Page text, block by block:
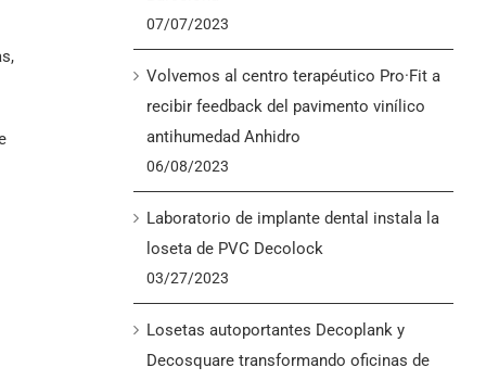
07/07/2023
Volvemos al centro terapéutico Pro·Fit a
recibir feedback del pavimento vinílico
antihumedad Anhidro
06/08/2023
Laboratorio de implante dental instala la
loseta de PVC Decolock
03/27/2023
Losetas autoportantes Decoplank y
Decosquare transformando oficinas de